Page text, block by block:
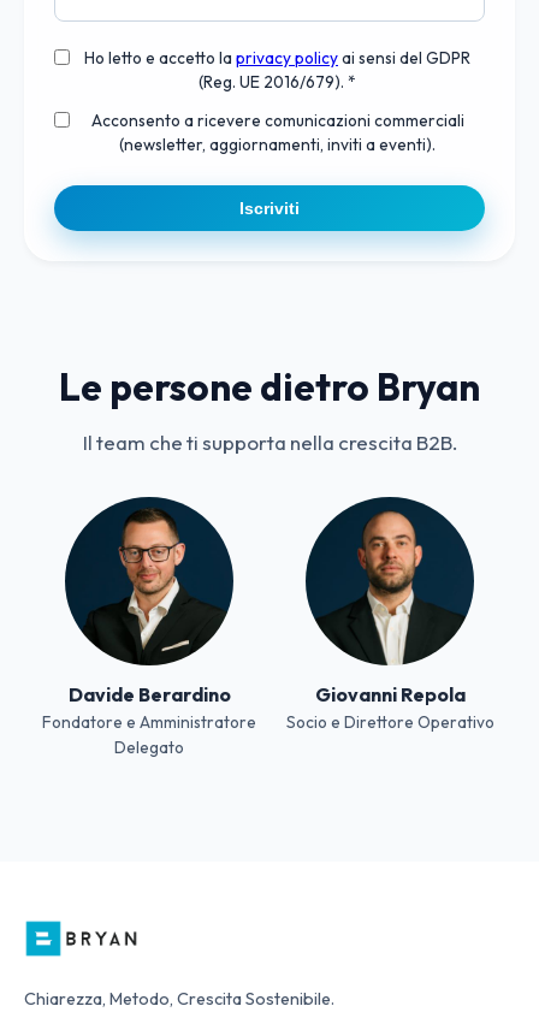
Ho letto e accetto la privacy policyai sensi del GDPR
(Reg. UE 2016/679). *
Acconsento a ricevere comunicazioni commerciali
(newsletter, aggiornamenti, inviti a eventi).
Iscriviti
Le persone dietro Bryan
Il team che ti supporta nella crescita B2B.
Davide Berardino
Fondatore e Amministratore
Delegato
Giovanni Repola
Socio e Direttore Operativo
Chiarezza, Metodo, Crescita Sostenibile.